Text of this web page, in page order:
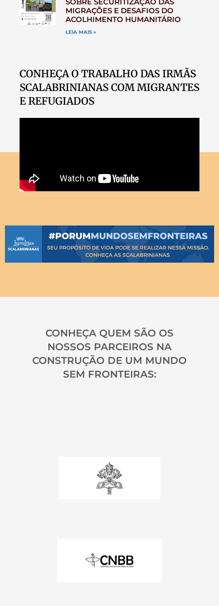
SOBRE SECURITIZAÇÃO DAS
MIGRAÇÕES E DESAFIOS DO
ACOLHIMENTO HUMANITÁRIO
LEIA MAIS »
CONHEÇA O TRABALHO DAS IRMÃS
SCALABRINIANAS COM MIGRANTES
E REFUGIADOS
CONHEÇA QUEM SÃO OS
NOSSOS PARCEIROS NA
CONSTRUÇÃO DE UM MUNDO
SEM FRONTEIRAS: